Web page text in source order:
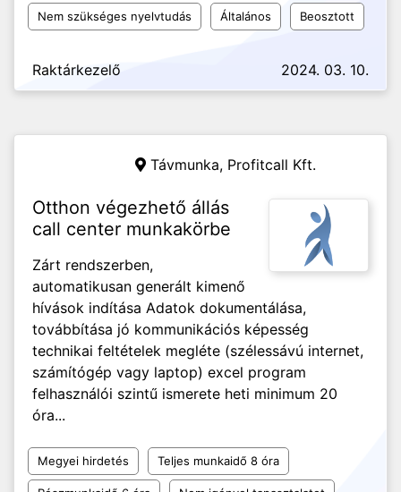
Nem szükséges nyelvtudás Általános Beosztott
Raktárkezelő 2024. 03. 10.
Távmunka, Profitcall Kft.
Otthon végezhető állás
call center munkakörbe
Zárt rendszerben,
automatikusan generált kimenő
hívások indítása Adatok dokumentálása,
továbbítása jó kommunikációs képesség
technikai feltételek megléte (szélessávú internet,
számítógép vagy laptop) excel program
felhasználói szintű ismerete heti minimum 20
óra...
Megyei hirdetés Teljes munkaidő 8 óra